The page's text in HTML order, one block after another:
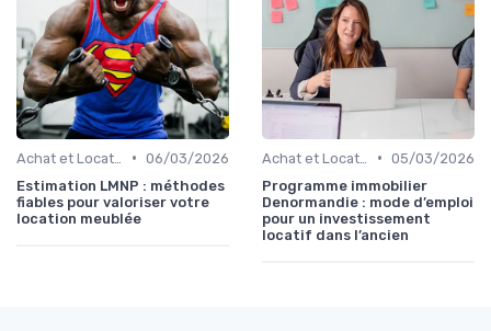
• 06/03/2026
Estimation LMNP : méthodes
fiables pour valoriser votre
location meublée
• 05/03/2026
Programme immobilier
Denormandie : mode d’emploi
pour un investissement
locatif dans l’ancien